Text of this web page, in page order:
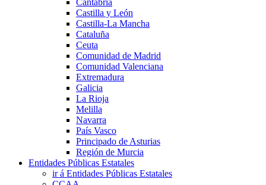
Castilla y León
Castilla-La Mancha
Cataluña
Ceuta
Comunidad de Madrid
Comunidad Valenciana
Extremadura
Galicia
La Rioja
Melilla
Navarra
País Vasco
Principado de Asturias
Región de Murcia
Entidades Públicas Estatales
ir á Entidades Públicas Estatales